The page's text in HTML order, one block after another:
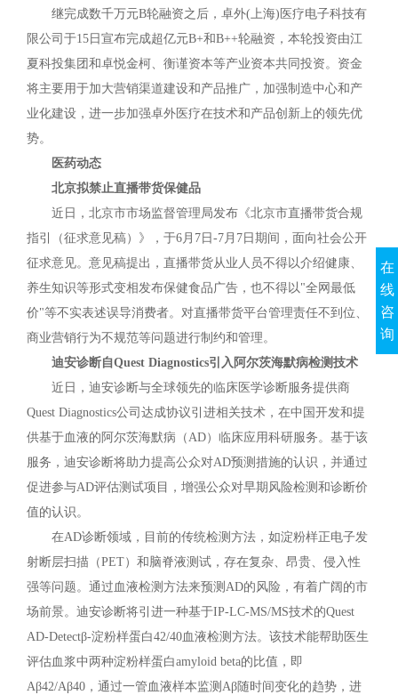
继完成数千万元B轮融资之后，卓外(上海)医疗电子科技有
限公司于15日宣布完成超亿元B+和B++轮融资，本轮投资由江
夏科投集团和卓悦金柯、衡谨资本等产业资本共同投资。资金
将主要用于加大营销渠道建设和产品推广，加强制造中心和产
业化建设，进一步加强卓外医疗在技术和产品创新上的领先优
势。
医药动态
北京拟禁止直播带货保健品
近日，北京市市场监督管理局发布《北京市直播带货合规
指引（征求意见稿）》，于6月7日-7月7日期间，面向社会公开
征求意见。意见稿提出，直播带货从业人员不得以介绍健康、
养生知识等形式变相发布保健食品广告，也不得以"全网最低
价"等不实表述误导消费者。对直播带货平台管理责任不到位、
商业营销行为不规范等问题进行制约和管理。
迪安诊断自Quest Diagnostics引入阿尔茨海默病检测技术
近日，迪安诊断与全球领先的临床医学诊断服务提供商
Quest Diagnostics公司达成协议引进相关技术，在中国开发和提
供基于血液的阿尔茨海默病（AD）临床应用科研服务。基于该
服务，迪安诊断将助力提高公众对AD预测措施的认识，并通过
促进参与AD评估测试项目，增强公众对早期风险检测和诊断价
值的认识。
在AD诊断领域，目前的传统检测方法，如淀粉样正电子发
射断层扫描（PET）和脑脊液测试，存在复杂、昂贵、侵入性
强等问题。通过血液检测方法来预测AD的风险，有着广阔的市
场前景。迪安诊断将引进一种基于IP-LC-MS/MS技术的Quest
AD-Detectβ-淀粉样蛋白42/40血液检测方法。该技术能帮助医生
评估血浆中两种淀粉样蛋白amyloid beta的比值，即
Aβ42/Aβ40，通过一管血液样本监测Aβ随时间变化的趋势，进
在
线
咨
询